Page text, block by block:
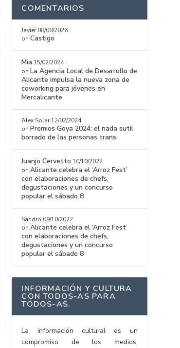
COMENTARIOS
Javier 08/08/2026
onCastigo
Mia 15/02/2024
on La Agencia Local de Desarrollo de
Alicante impulsa la nueva zona de
coworking para jóvenes en
Mercalicante
Alex Solar 12/02/2024
on Premios Goya 2024: el nada sutil
borrado de las personas trans
Juanjo Cervetto 10/10/2022
onAlicante celebra el ‘Arroz Fest’
con elaboraciones de chefs,
degustaciones y un concurso
popular el sábado 8
Sandro 09/10/2022
onAlicante celebra el ‘Arroz Fest’
con elaboraciones de chefs,
degustaciones y un concurso
popular el sábado 8
INFORMACIÓN Y CULTURA
CON TODOS-AS PARA
TODOS-AS.
La información cultural es un
compromiso de los medios,